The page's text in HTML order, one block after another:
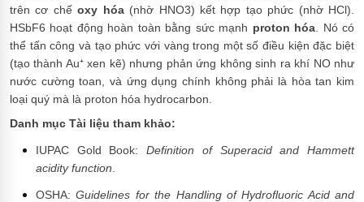
trên cơ chếoxy hóa(nhờ HNO3) kết hợp tạo phức (nhờ HCl).
HSbF6 hoạt động hoàn toàn bằng sức mạnh proton hóa . Nó có
thể tấn công và tạo phức với vàng trong một số điều kiện đặc biệt
(tạo thành Au⁺ xen kẽ) nhưng phản ứng không sinh ra khí NO như
nước cường toan, và ứng dụng chính không phải là hòa tan kim
loại quý mà là proton hóa hydrocarbon.
Danh mục Tài liệu tham khảo:
IUPAC Gold Book:Definition of Superacid and Hammett
acidity function
OSHA:Guidelines for the Handling of Hydrofluoric Acid and